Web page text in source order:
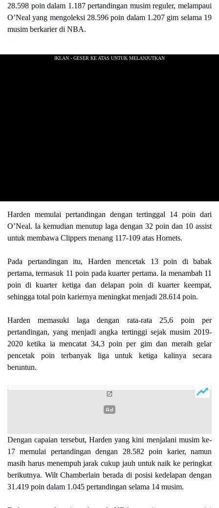
28.598 poin dalam 1.187 pertandingan musim reguler, melampaui
O’Neal yang mengoleksi 28.596 poin dalam 1.207 gim selama 19
musim berkarier di NBA.
Harden memulai pertandingan dengan tertinggal 14 poin dari
O’Neal. Ia kemudian menutup laga dengan 32 poin dan 10 assist
untuk membawa Clippers menang 117-109 atas Hornets.
Pada pertandingan itu, Harden mencetak 13 poin di babak
pertama, termasuk 11 poin pada kuarter pertama. Ia menambah 11
poin di kuarter ketiga dan delapan poin di kuarter keempat,
sehingga total poin kariernya meningkat menjadi 28.614 poin.
Harden memasuki laga dengan rata-rata 25,6 poin per
pertandingan, yang menjadi angka tertinggi sejak musim 2019-
2020 ketika ia mencatat 34,3 poin per gim dan meraih gelar
pencetak poin terbanyak liga untuk ketiga kalinya secara
beruntun.
Dengan capaian tersebut, Harden yang kini menjalani musim ke-
17 memulai pertandingan dengan 28.582 poin karier, namun
masih harus menempuh jarak cukup jauh untuk naik ke peringkat
berikutnya. Wilt Chamberlain berada di posisi kedelapan dengan
31.419 poin dalam 1.045 pertandingan selama 14 musim.